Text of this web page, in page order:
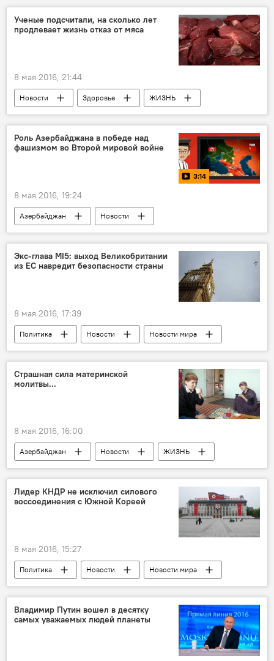
Ученые подсчитали, на сколько лет
продлевает жизнь отказ от мяса
8 мая 2016, 21:44
Новости Здоровье ЖИЗНЬ
Роль Азербайджана в победе над
фашизмом во Второй мировой войне
3:14
8 мая 2016, 19:24
Азербайджан
Новости
МУЛЬТИМЕДИА
ЖИЗНЬ
События и даты
Видео
Годовщина Великой Победы
Экс-глава MI5: выход Великобритании
из ЕС навредит безопасности страны
8 мая 2016, 17:39
Политика Новости Новости мира
Страшная сила материнской
молитвы...
8 мая 2016, 16:00
Азербайджан Новости ЖИЗНЬ
Лидер КНДР не исключил силового
воссоединения с Южной Кореей
8 мая 2016, 15:27
Политика Новости Новости мира
Владимир Путин вошел в десятку
самых уважаемых людей планеты